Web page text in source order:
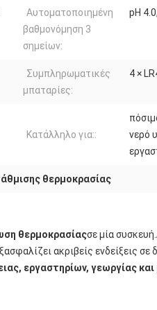
Αυτοματοποιημένη
βαθμονόμηση 3
σημείων:
pH
Συμπληρωματικές
μπαταρίες:
4 ×
Κατάλληλο για::
νερό
θερμοκρασίας
θερμοκρασίαςσε μία συσκευή.
ακριβείς ενδείξεις σε
εργαστηρίων, γεωργίας